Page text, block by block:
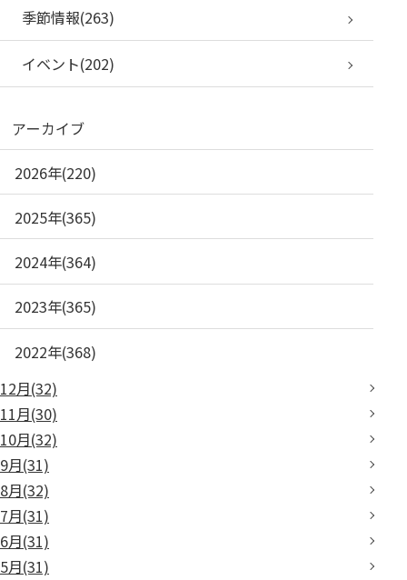
季節情報(263)
イベント(202)
アーカイブ
2026年(220)
2025年(365)
2024年(364)
2023年(365)
2022年(368)
12月(32)
11月(30)
10月(32)
9月(31)
8月(32)
7月(31)
6月(31)
5月(31)